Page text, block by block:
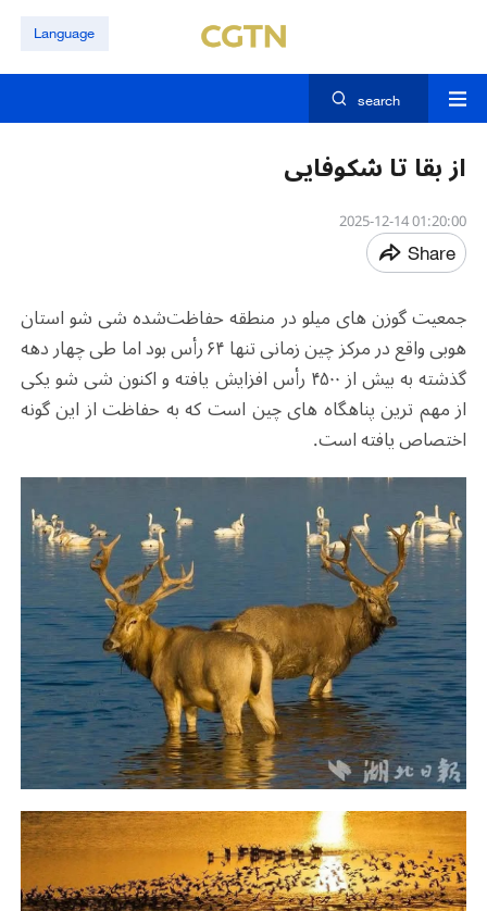
Language
search
از بقا تا شکوفایی
01:20:00 2025-12-14
Share
جمعیت گوزن های میلو در منطقه حفاظت‌شده شی شو استان
هوبی واقع در مرکز چین زمانی تنها ۶۴ رأس بود اما طی چهار دهه
گذشته به بیش از ۴۵۰۰ رأس افزایش یافته و اکنون شی شو یکی
از مهم ترین پناهگاه های چین است که به حفاظت از این گونه
اختصاص یافته است.